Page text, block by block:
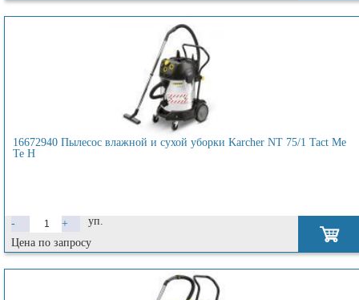
16672940 Пылесос влажной и сухой уборки Karcher NT 75/1 Tact Me
Te H
- +
уп.
Цена по запросу